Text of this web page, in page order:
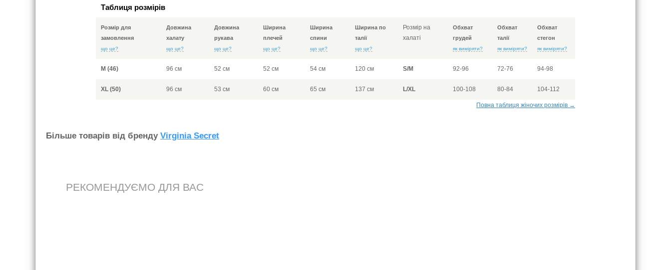
Таблиця розмірів
Розмір для
замовлення
що це?
Довжина
халату
що це?
Довжина
рукава
що це?
Ширина
плечей
що це?
Ширина
спини
що це?
Ширина по
талії
що це?
Розмір на
халаті
Обхват
грудей
як виміряти?
Обхват
талії
як виміряти?
Обхват
стегон
як виміряти?
M (46) 96 см 52 см 52 см 54 см 120 см S/M 92-96 72-76 94-98
XL (50) 96 см 53 см 60 см 65 см 137 см L/XL 100-108 80-84 104-112
Повна таблиця жіночих розмірів →
Бiльше товарiв вiд бренду Virginia Secret
РЕКОМЕНДУЄМО ДЛЯ ВАС